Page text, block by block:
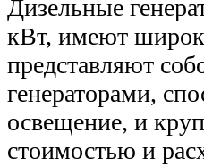
Дизельные
кВт, имеют
представляют
генераторами,
освещение, и
стоимостью и